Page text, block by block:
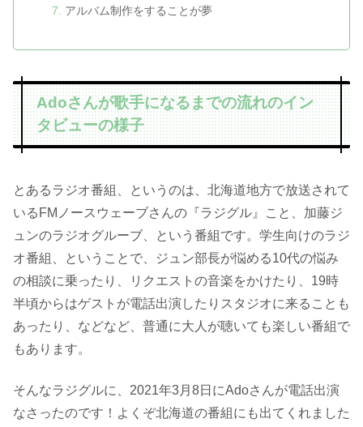
アルバム制作をすることが夢
Adoさんが歌手になるまでの流れのイン
タビューの様子
とあるラジオ番組、というのは、北海道地方で放送されて
いるFMノースウェーブさんの『ラジグル』こと、加藤ジ
ュンのラジオグルーブ、という番組です。学生向けのラジ
オ番組、ということで、ジュン部長が悩める10代の悩み
の相談に乗ったり、リクエストの音楽をかけたり、19時
半頃からはゲストが電話出演したりスタジオに来ることも
あったり、などなど、普通に大人が聴いても楽しい番組で
もあります。
そんなラジグルに、2021年3月8日にAdoさんが電話出演
なさったのです！よくぞ北海道の番組にも出てくれました